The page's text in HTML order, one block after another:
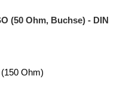
(50 Ohm, Buchse) - DIN
Ohm)